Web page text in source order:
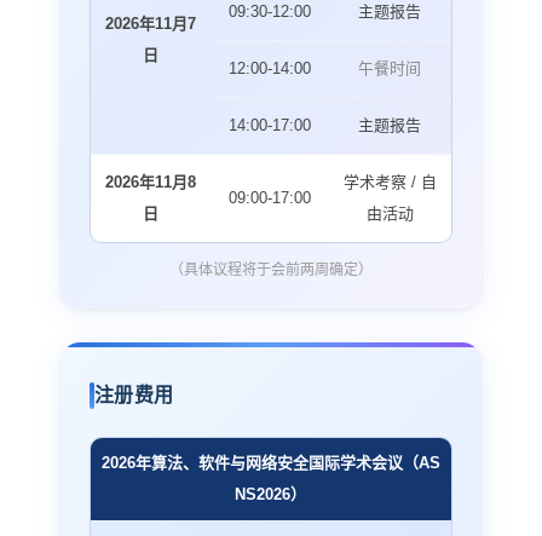
2026年11月7
日
09:30-12:00 主题报告
12:00-14:00 午餐时间
14:00-17:00 主题报告
2026年11月8
日
09:00-17:00
学术考察 / 自
由活动
（具体议程将于会前两周确定）
注册费用
2026年算法、软件与网络安全国际学术会议（AS
NS2026）